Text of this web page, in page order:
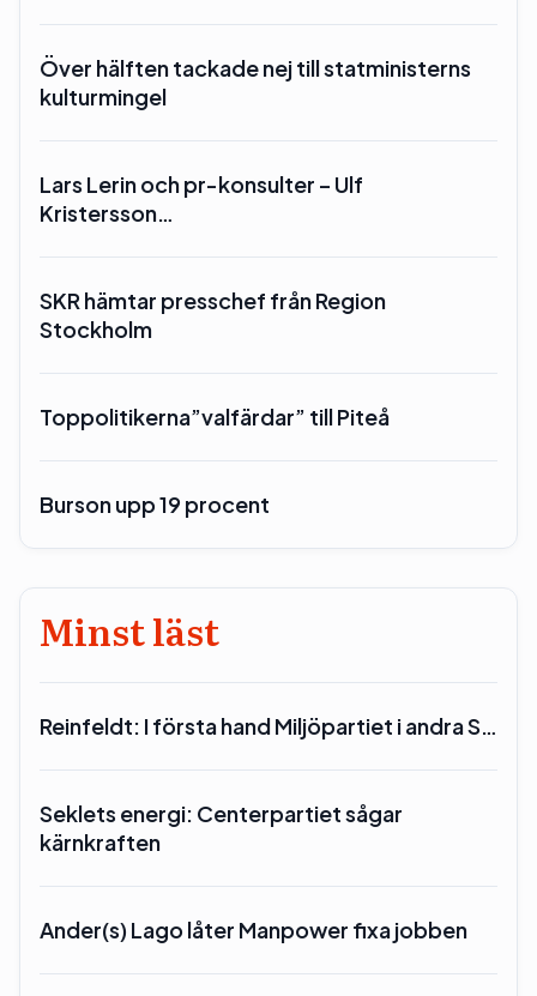
Över hälften tackade nej till statministerns
kulturmingel
Lars Lerin och pr-konsulter – Ulf
Kristersson…
SKR hämtar presschef från Region
Stockholm
Toppolitikerna”valfärdar” till Piteå
Burson upp 19 procent
Minst läst
Reinfeldt: I första hand Miljöpartiet i andra S…
Seklets energi: Centerpartiet sågar
kärnkraften
Ander(s) Lago låter Manpower fixa jobben